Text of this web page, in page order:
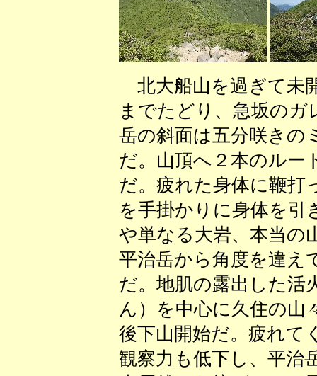
北大船山を過ぎて未
までたどり、急坂のガ
岳の斜面は五分咲きの
だ。山頂へ２本のルー
だ。疲れた身体に鞭打
を手掛かりに身体を引
や単なる大岩、本当の
平治岳から角度を違え
だ。地肌の露出した活
ん）を中心に久住の山
後下山開始だ。疲れて
観察力も低下し、平治